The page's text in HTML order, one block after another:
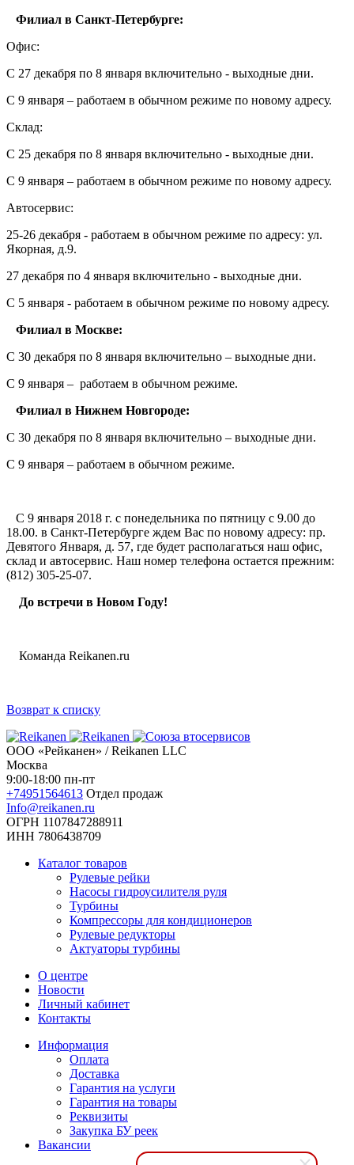
Филиал в Санкт-Петербурге:
Офис:
С 27 декабря по 8 января включительно - выходные дни.
С 9 января – работаем в обычном режиме по новому адресу.
Склад:
С 25 декабря по 8 января включительно - выходные дни.
С 9 января – работаем в обычном режиме по новому адресу.
Автосервис:
25-26 декабря - работаем в обычном режиме по адресу: ул.
Якорная, д.9.
27 декабря по 4 января включительно - выходные дни.
С 5 января - работаем в обычном режиме по новому адресу.
Филиал в Москве:
С 30 декабря по 8 января включительно – выходные дни.
С 9 января – работаем в обычном режиме.
Филиал в Нижнем Новгороде:
С 30 декабря по 8 января включительно – выходные дни.
С 9 января – работаем в обычном режиме.
С 9 января 2018 г. с понедельника по пятницу с 9.00 до
18.00. в Санкт-Петербурге ждем Вас по новому адресу: пр.
Девятого Января, д. 57, где будет располагаться наш офис,
склад и автосервис. Наш номер телефона остается прежним:
(812) 305-25-07.
До встречи в Новом Году!
Команда Reikanen.ru
Возврат к списку
ООО «Рейканен» / Reikanen LLC
Москва
9:00-18:00 пн-пт
+74951564613 Отдел продаж
Info@reikanen.ru
ОГРН 1107847288911
ИНН 7806438709
Каталог товаров
Рулевые рейки
Насосы гидроусилителя руля
Турбины
Компрессоры для кондиционеров
Рулевые редукторы
Актуаторы турбины
О центре
Новости
Личный кабинет
Контакты
Информация
Оплата
Доставка
Гарантия на услуги
Гарантия на товары
Реквизиты
Закупка БУ реек
Вакансии